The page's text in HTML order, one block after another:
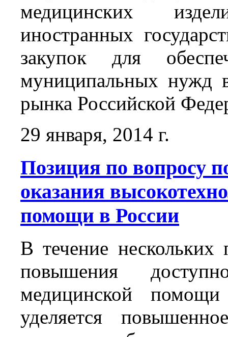
медицинских
иностранных
закупок для
муниципальных нужд
рынка Российской
29 января, 2014 г.
Позиция по вопросу
оказания
помощи в России
В течение
повышения
медицинской
уделяется